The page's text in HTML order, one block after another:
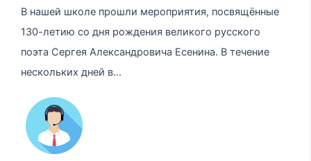
В нашей школе прошли мероприятия, посвящённые
130-летию со дня рождения великого русского
поэта Сергея Александровича Есенина. В течение
нескольких дней в...